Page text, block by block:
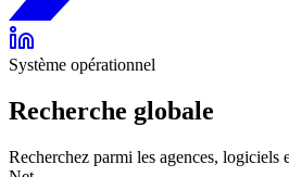
Système opérationnel
Recherche globale
Recherchez parmi les agences, logiciels